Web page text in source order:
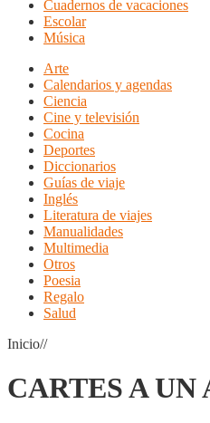
Cuadernos de vacaciones
Escolar
Música
Arte
Calendarios y agendas
Ciencia
Cine y televisión
Cocina
Deportes
Diccionarios
Guías de viaje
Inglés
Literatura de viajes
Manualidades
Multimedia
Otros
Poesia
Regalo
Salud
Inicio//
CARTES A UN